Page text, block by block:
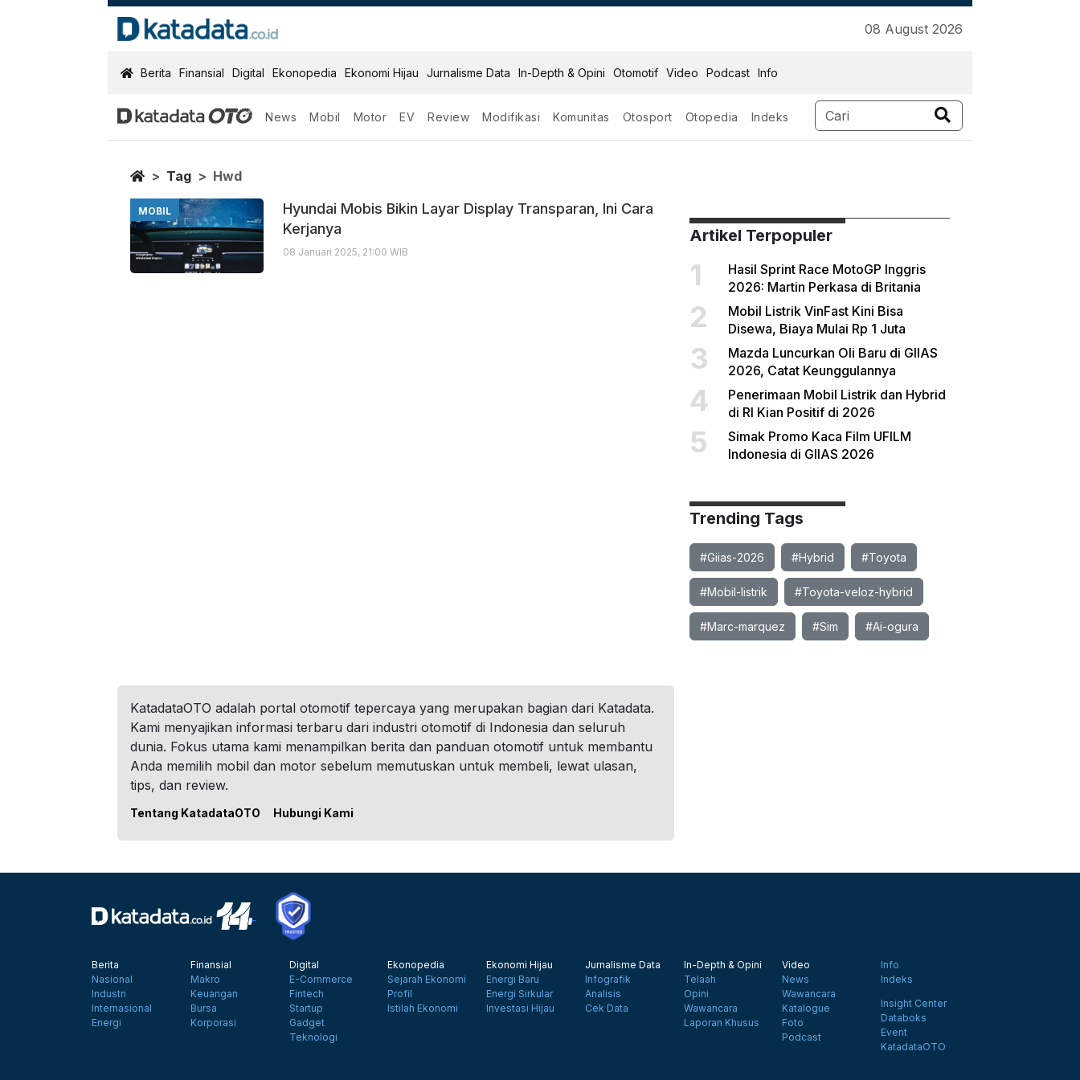
08 August 2026
KatadataOTO
Berita Finansial Digital Ekonopedia Ekonomi Hijau Jurnalisme Data In-Depth & Opini Otomotif Video Podcast Info
News Mobil Motor EV Review Modifikasi Komunitas Otosport Otopedia Indeks
Hwd
Berita Terbaru
Home
Tag Hwd
MOBIL
Hyundai Mobis Bikin Layar Display Transparan, Ini Cara
Kerjanya
08 Januari 2025, 21:00 WIB
Artikel Terpopuler
1
Hasil Sprint Race MotoGP Inggris
2026: Martin Perkasa di Britania
2
Mobil Listrik VinFast Kini Bisa
Disewa, Biaya Mulai Rp 1 Juta
3
Mazda Luncurkan Oli Baru di GIIAS
2026, Catat Keunggulannya
4
Penerimaan Mobil Listrik dan Hybrid
di RI Kian Positif di 2026
5
Simak Promo Kaca Film UFILM
Indonesia di GIIAS 2026
Trending Tags
#Giias-2026 #Hybrid #Toyota
#Mobil-listrik #Toyota-veloz-hybrid
#Marc-marquez #Sim #Ai-ogura
KatadataOTO adalah portal otomotif tepercaya yang merupakan bagian dari Katadata.
Kami menyajikan informasi terbaru dari industri otomotif di Indonesia dan seluruh
dunia. Fokus utama kami menampilkan berita dan panduan otomotif untuk membantu
Anda memilih mobil dan motor sebelum memutuskan untuk membeli, lewat ulasan,
tips, dan review.
Tentang KatadataOTO Hubungi Kami
Berita
Nasional
Industri
Internasional
Energi
Finansial
Makro
Keuangan
Bursa
Korporasi
Digital
E-Commerce
Fintech
Startup
Gadget
Teknologi
Ekonopedia
Sejarah Ekonomi
Profil
Istilah Ekonomi
Ekonomi Hijau
Energi Baru
Energi Sirkular
Investasi Hijau
Jurnalisme Data
Infografik
Analisis
Cek Data
In-Depth & Opini
Telaah
Opini
Wawancara
Laporan Khusus
Video
News
Wawancara
Katalogue
Foto
Podcast
Info
Indeks
Insight Center
Databoks
Event
KatadataOTO